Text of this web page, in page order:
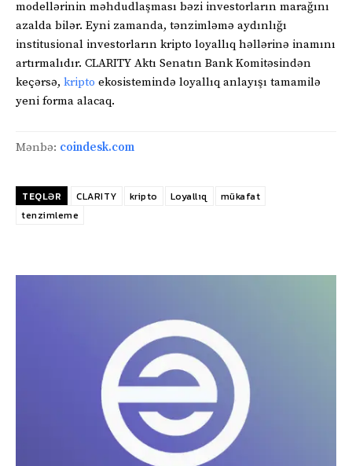
modellərinin məhdudlaşması bəzi investorların marağını
azalda bilər. Eyni zamanda, tənzimləmə aydınlığı
institusional investorların kripto loyallıq həllərinə inamını
artırmalıdır. CLARITY Aktı Senatın Bank Komitəsindən
keçərsə, kripto ekosistemində loyallıq anlayışı tamamilə
yeni forma alacaq.
Mənbə: coindesk.com
TEQLƏR CLARITY kripto Loyallıq
mükafat
tenzimleme